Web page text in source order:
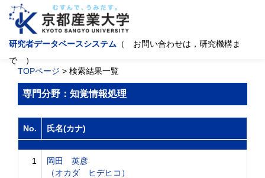
研究者データベースシステム （ お問い合わせは，研究機構ま
で ）
TOPページ > 検索結果一覧
専門分野：知覚情報処理
No. 氏名(カナ)
1
岡田 英彦
（オカダ ヒデヒコ）